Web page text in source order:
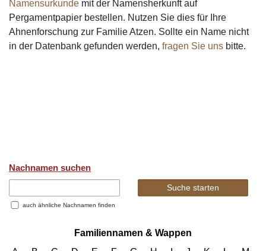
Namensurkunde mit der Namensherkunft auf
Pergamentpapier bestellen. Nutzen Sie dies für Ihre
Ahnenforschung zur Familie Atzen. Sollte ein Name nicht
in der Datenbank gefunden werden, fragen Sie uns bitte.
Nachnamen suchen
auch ähnliche Nachnamen finden
Familiennamen & Wappen